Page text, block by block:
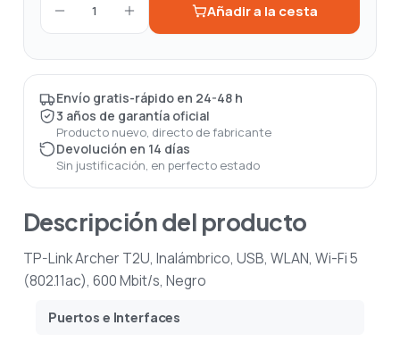
1 Añadir a la cesta
Envío gratis-rápido en 24-48 h
3 años de garantía oficial
Producto nuevo, directo de fabricante
Devolución en 14 días
Sin justificación, en perfecto estado
Descripción del producto
TP-Link Archer T2U, Inalámbrico, USB, WLAN, Wi-Fi 5
(802.11ac), 600 Mbit/s, Negro
Puertos e Interfaces